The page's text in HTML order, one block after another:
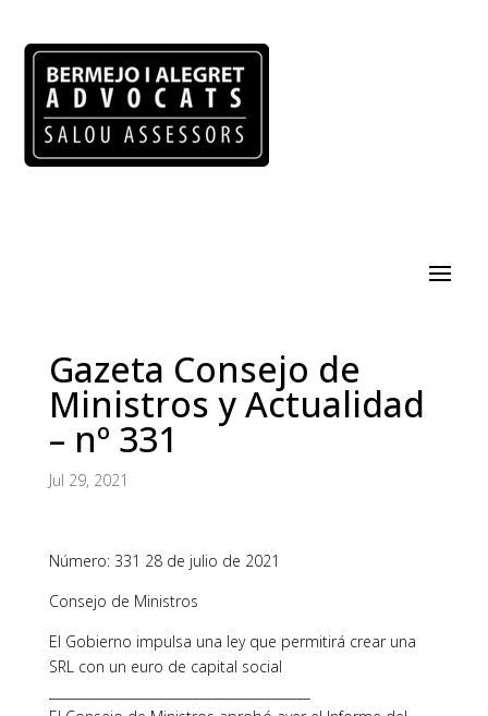
Gazeta Consejo de
Ministros y Actualidad
– nº 331
Jul 29, 2021
Número: 331 28 de julio de 2021
Consejo de Ministros
El Gobierno impulsa una ley que permitirá crear una
SRL con un euro de capital social